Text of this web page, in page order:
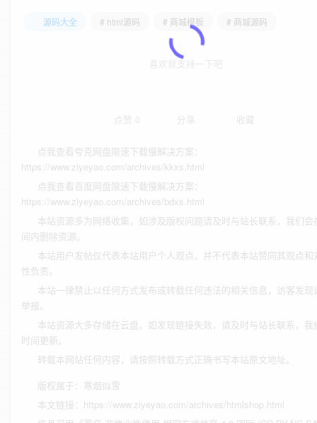
源码大全 # html源码 # 商城模板 # 商城源码
喜欢就支持一下吧
点赞 0 分享 收藏
点我查看夸克网盘限速下载慢解决方案：
https://www.ziyeyao.com/archives/kkxs.html
点我查看百度网盘限速下载慢解决方案：
https://www.ziyeyao.com/archives/bdxs.html
本站资源多为网络收集，如涉及版权问题请及时与站长联系，我们会
间内删除资源。
本站用户发帖仅代表本站用户个人观点，并不代表本站赞同其观点和
性负责。
本站一律禁止以任何方式发布或转载任何违法的相关信息，访客发现
举报。
本站资源大多存储在云盘，如发现链接失效，请及时与站长联系，我
时间更新。
转载本网站任何内容，请按照转载方式正确书写本站原文地址。
版权属于： 寒烟似雪
本文链接： https://www.ziyeyao.com/archives/htmlshop.html